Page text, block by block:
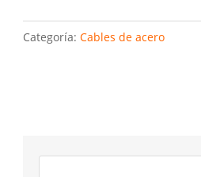
Categoría:Cables de acero